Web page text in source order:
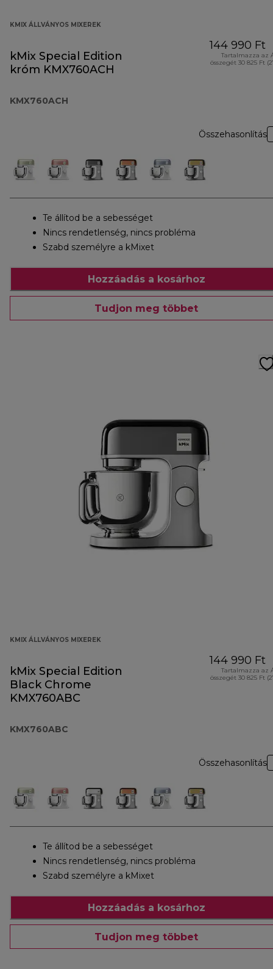
KMIX ÁLLVÁNYOS MIXEREK
kMix Special Edition
króm KMX760ACH
KMX760ACH
144 990 Ft
Tartalmazza az
összegét 30 825 Ft
Összehasonlítás
Te állítod be a sebességet
Nincs rendetlenség, nincs probléma
Szabd személyre a kMixet
Hozzáadás a kosárhoz
Tudjon meg többet
KMIX ÁLLVÁNYOS MIXEREK
kMix Special Edition
Black Chrome
KMX760ABC
KMX760ABC
144 990 Ft
Tartalmazza az
összegét 30 825 Ft
Összehasonlítás
Te állítod be a sebességet
Nincs rendetlenség, nincs probléma
Szabd személyre a kMixet
Hozzáadás a kosárhoz
Tudjon meg többet